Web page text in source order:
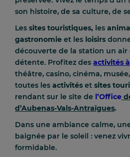
son histoire, de sa culture, de
Les sites touristiques, les
gastronomie et les loisirs
découverte de la station un air
détente. Profitez des activités
théâtre, casino, cinéma,
toutes les activités et sites
rendant sur le site de l’Office
d’Aubenas-Vals-Antraïgues.
Dans une ambiance calme,
baignée par le soleil : venez
formidable.